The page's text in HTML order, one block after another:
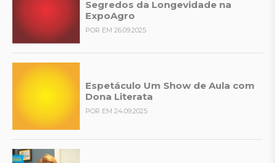
Segredos da Longevidade na
ExpoAgro
POR EM 26.09.2025
Espetáculo Um Show de Aula com
Dona Literata
POR EM 24.09.2025